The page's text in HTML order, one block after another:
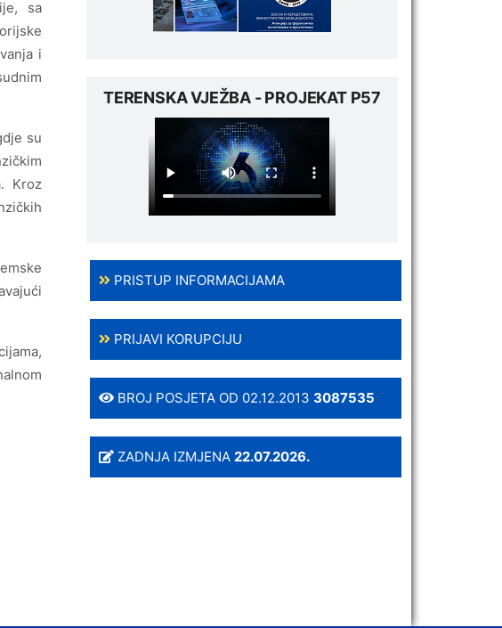
sa
i
su
Kroz
TERENSKA VJEŽBA - PROJEKAT P57
PRISTUP INFORMACIJAMA
PRIJAVI KORUPCIJU
BROJ POSJETA OD 02.12.2013 3087535
ZADNJA IZMJENA 22.07.2026.